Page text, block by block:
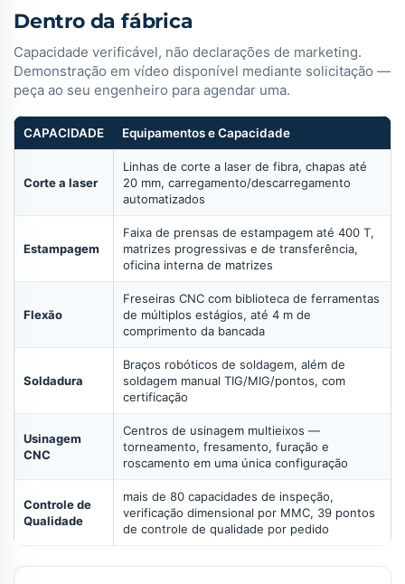
Dentro da fábrica
Capacidade verificável, não declarações de marketing.
Demonstração em vídeo disponível mediante solicitação —
peça ao seu engenheiro para agendar uma.
CAPACIDADE Equipamentos e Capacidade
Corte a laser
Linhas de corte a laser de fibra, chapas até
20 mm, carregamento/descarregamento
automatizados
Estampagem
Faixa de prensas de estampagem até 400 T,
matrizes progressivas e de transferência,
oficina interna de matrizes
Flexão
Freseiras CNC com biblioteca de ferramentas
de múltiplos estágios, até 4 m de
comprimento da bancada
Soldadura
Braços robóticos de soldagem, além de
soldagem manual TIG/MIG/pontos, com
certificação
Usinagem
CNC
Centros de usinagem multieixos —
torneamento, fresamento, furação e
roscamento em uma única configuração
Controle de
Qualidade
mais de 80 capacidades de inspeção,
verificação dimensional por MMC, 39 pontos
de controle de qualidade por pedido